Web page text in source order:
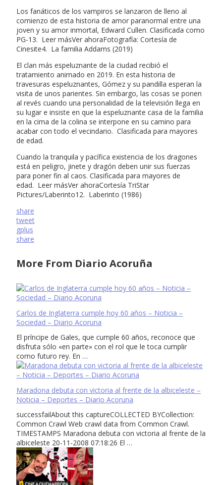
Los fanáticos de los vampiros se lanzaron de lleno al
comienzo de esta historia de amor paranormal entre una
joven y su amor inmortal, Edward Cullen. Clasificada como
PG-13. Leer másVer ahoraFotografía: Cortesía de
Cinesite4. La familia Addams (2019)
El clan más espeluznante de la ciudad recibió el
tratamiento animado en 2019. En esta historia de
travesuras espeluznantes, Gómez y su pandilla esperan la
visita de unos parientes. Sin embargo, las cosas se ponen
al revés cuando una personalidad de la televisión llega en
su lugar e insiste en que la espeluznante casa de la familia
en la cima de la colina se interpone en su camino para
acabar con todo el vecindario. Clasificada para mayores
de edad.
Cuando la tranquila y pacífica existencia de los dragones
está en peligro, jinete y dragón deben unir sus fuerzas
para poner fin al caos. Clasificada para mayores de
edad. Leer másVer ahoraCortesía TriStar
Pictures/Laberinto12. Laberinto (1986)
share
tweet
gplus
share
More From Diario Acoruña
Carlos de Inglaterra cumple hoy 60 años – Noticia –
Sociedad – Diario Acoruna
El príncipe de Gales, que cumple 60 años, reconoce que
disfruta sólo «en parte» con el rol que le toca cumplir
como futuro rey. En …
Maradona debuta con victoria al frente de la albiceleste –
Noticia – Deportes – Diario Acoruna
successfailAbout this captureCOLLECTED BYCollection:
Common Crawl Web crawl data from Common Crawl.
TIMESTAMPS Maradona debuta con victoria al frente de la
albiceleste 20-11-2008 07:18:26 El …